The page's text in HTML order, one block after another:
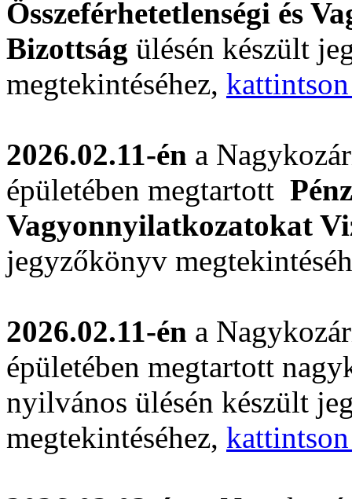
Összeférhetetlenségi és
Bizottság ülésén készült
megtekintéséhez,
2026.02.11-én a
épületében megtartott
Vagyonnyilatkozatokat
jegyzőkönyv
2026.02.11-én a
épületében megtartott
nyilvános ülésén készült
megtekintéséhez,